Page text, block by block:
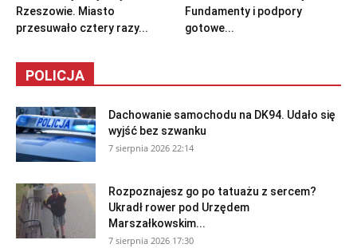
Rzeszowie. Miasto
przesuwało cztery razy...
Fundamenty i podpory
gotowe...
POLICJA
Dachowanie samochodu na DK94. Udało się
wyjść bez szwanku
7 sierpnia 2026 22:14
Rozpoznajesz go po tatuażu z sercem?
Ukradł rower pod Urzędem
Marszałkowskim...
7 sierpnia 2026 17:30